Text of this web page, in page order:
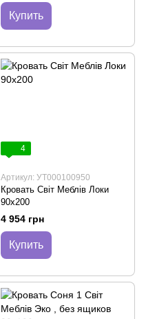
Купить
4
Артикул: УТ000100950
Кровать Світ Меблів Локи
90х200
4 954 грн
Купить